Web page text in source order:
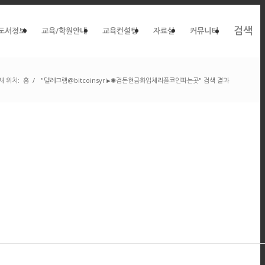
서정보 교육/학원안내 교육컨설팅 자료실 커뮤니티 검색
위치: 홈 / "텔레그램@bitcoinsyri▸✺검돈현금화업체리플코인파는곳" 검색 결과